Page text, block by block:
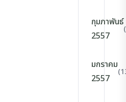
กุมภาพันธ์
2557
มกราคม
2557